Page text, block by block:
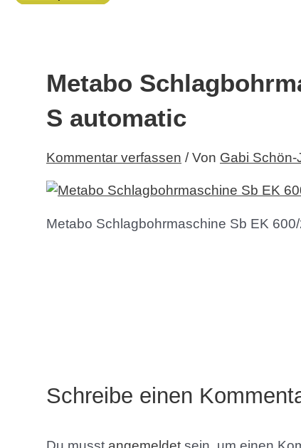
Metabo
S automatic
Kommentar verfassen / Von Gabi Schön-
Metabo Schlagbohrmaschine Sb EK
Schreibe einen